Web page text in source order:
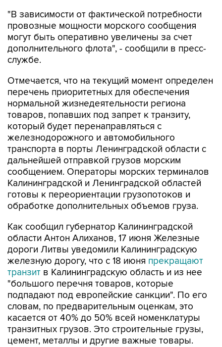
"В зависимости от фактической потребности
провозные мощности морского сообщения
могут быть оперативно увеличены за счет
дополнительного флота", - сообщили в пресс-
службе.
Отмечается, что на текущий момент определен
перечень приоритетных для обеспечения
нормальной жизнедеятельности региона
товаров, попавших под запрет к транзиту,
который будет перенаправляться с
железнодорожного и автомобильного
транспорта в порты Ленинградской области с
дальнейшей отправкой грузов морским
сообщением. Операторы морских терминалов
Калининградской и Ленинградской областей
готовы к переориентации грузопотоков и
обработке дополнительных объемов груза.
Как сообщил губернатор Калининградской
области Антон Алиханов, 17 июня Железные
дороги Литвы уведомили Калининградскую
железную дорогу, что с 18 июня прекращают
транзит в Калининградскую область и из нее
"большого перечня товаров, которые
подпадают под европейские санкции". По его
словам, по предварительным оценкам, это
касается от 40% до 50% всей номенклатуры
транзитных грузов. Это строительные грузы,
цемент, металлы и другие важные товары.